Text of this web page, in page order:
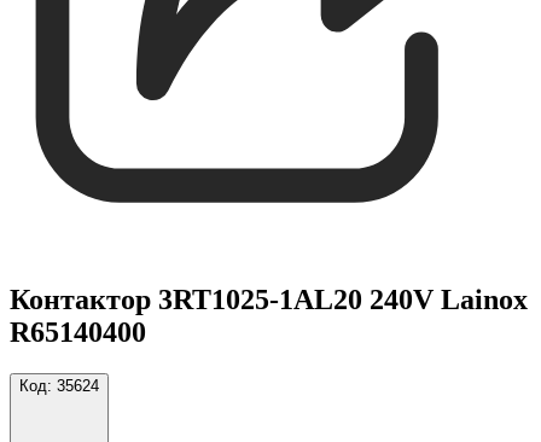
Контактор 3RT1025-1AL20 240V Lainox
R65140400
Код: 35624